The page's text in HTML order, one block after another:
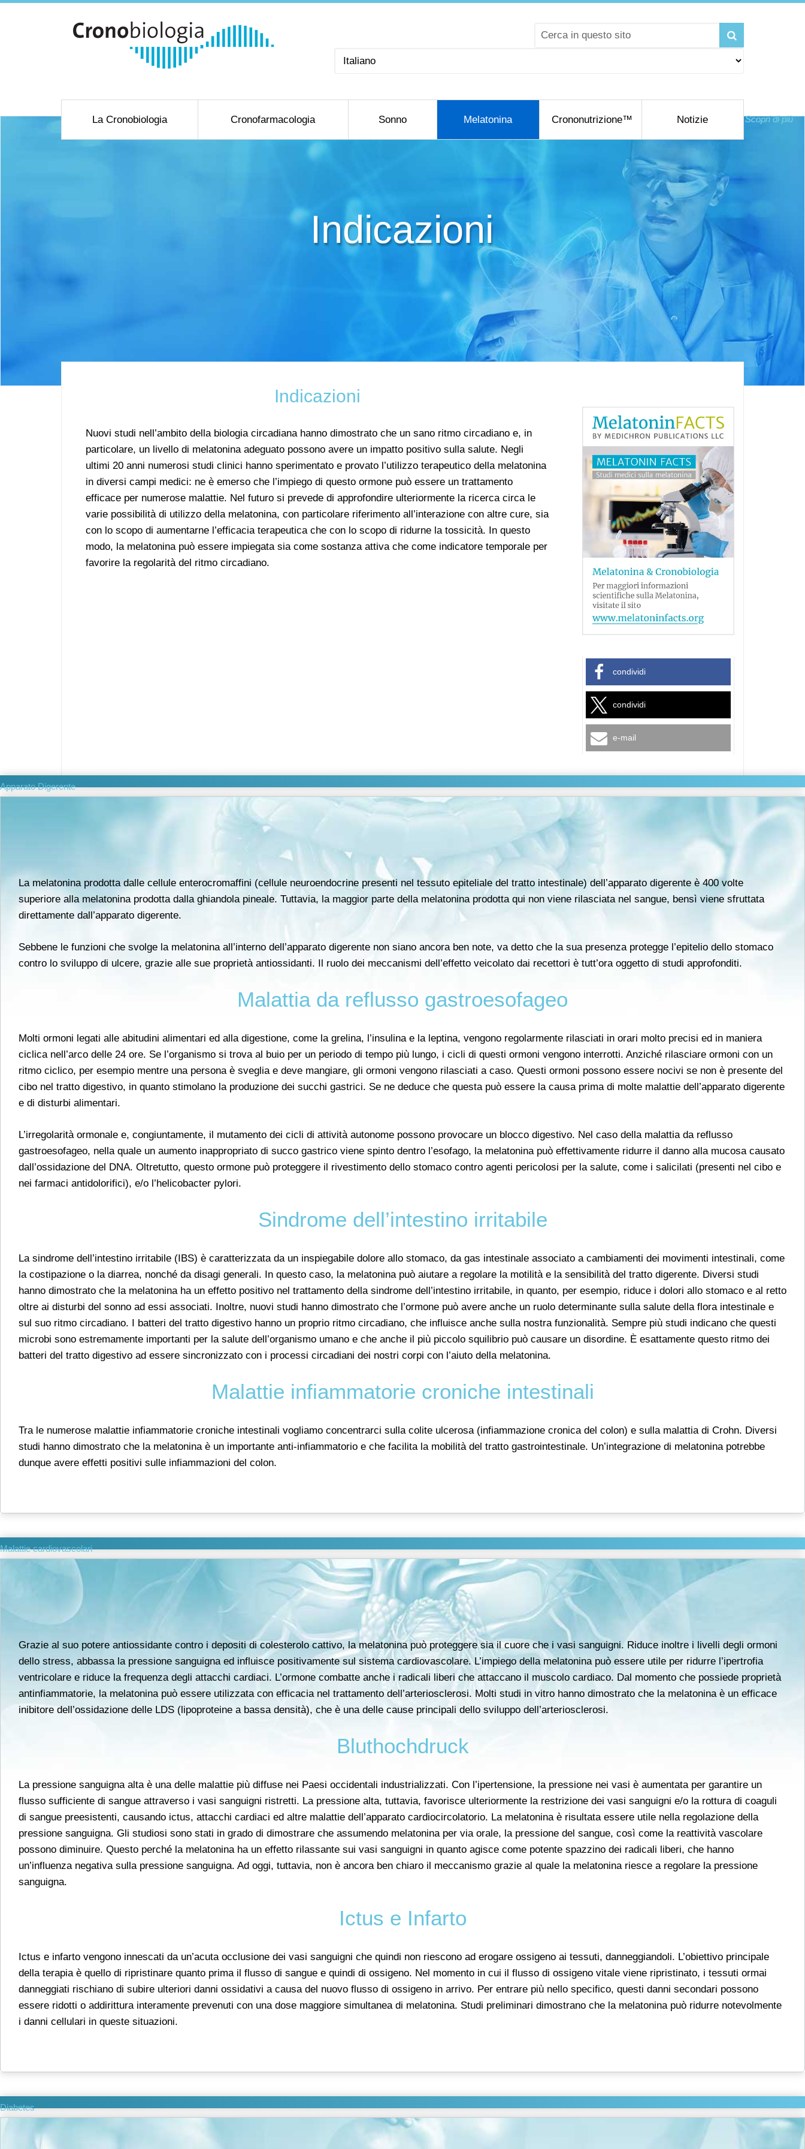
Scegli
La Cronobiologia Cronofarmacologia Sonno Melatonina Crononutrizione™ Notizie
Indicazioni
Indicazioni
Nuovi studi nell’ambito della biologia circadiana hanno dimostrato che un sano ritmo circadiano e, in
particolare, un livello di melatonina adeguato possono avere un impatto positivo sulla salute. Negli
ultimi 20 anni numerosi studi clinici hanno sperimentato e provato l’utilizzo terapeutico della melatonina
in diversi campi medici: ne è emerso che l’impiego di questo ormone può essere un trattamento
efficace per numerose malattie. Nel futuro si prevede di approfondire ulteriormente la ricerca circa le
varie possibilità di utilizzo della melatonina, con particolare riferimento all’interazione con altre cure, sia
con lo scopo di aumentarne l’efficacia terapeutica che con lo scopo di ridurne la tossicità. In questo
modo, la melatonina può essere impiegata sia come sostanza attiva che come indicatore temporale per
favorire la regolarità del ritmo circadiano.
condividi
condividi
e-mail
Apparato Digerente
La melatonina prodotta dalle cellule enterocromaffini (cellule neuroendocrine presenti nel tessuto epiteliale del tratto intestinale) dell’apparato digerente è 400 volte
superiore alla melatonina prodotta dalla ghiandola pineale. Tuttavia, la maggior parte della melatonina prodotta qui non viene rilasciata nel sangue, bensì viene sfruttata
direttamente dall’apparato digerente.
Sebbene le funzioni che svolge la melatonina all’interno dell’apparato digerente non siano ancora ben note, va detto che la sua presenza protegge l’epitelio dello stomaco
contro lo sviluppo di ulcere, grazie alle sue proprietà antiossidanti. Il ruolo dei meccanismi dell’effetto veicolato dai recettori è tutt’ora oggetto di studi approfonditi.
Malattia da reflusso gastroesofageo
Molti ormoni legati alle abitudini alimentari ed alla digestione, come la grelina, l’insulina e la leptina, vengono regolarmente rilasciati in orari molto precisi ed in maniera
ciclica nell’arco delle 24 ore. Se l’organismo si trova al buio per un periodo di tempo più lungo, i cicli di questi ormoni vengono interrotti. Anziché rilasciare ormoni con un
ritmo ciclico, per esempio mentre una persona è sveglia e deve mangiare, gli ormoni vengono rilasciati a caso. Questi ormoni possono essere nocivi se non è presente del
cibo nel tratto digestivo, in quanto stimolano la produzione dei succhi gastrici. Se ne deduce che questa può essere la causa prima di molte malattie dell’apparato digerente
e di disturbi alimentari.
L’irregolarità ormonale e, congiuntamente, il mutamento dei cicli di attività autonome possono provocare un blocco digestivo. Nel caso della malattia da reflusso
gastroesofageo, nella quale un aumento inappropriato di succo gastrico viene spinto dentro l’esofago, la melatonina può effettivamente ridurre il danno alla mucosa causato
dall’ossidazione del DNA. Oltretutto, questo ormone può proteggere il rivestimento dello stomaco contro agenti pericolosi per la salute, come i salicilati (presenti nel cibo e
nei farmaci antidolorifici), e/o l’helicobacter pylori.
Sindrome dell’intestino irritabile
La sindrome dell’intestino irritabile (IBS) è caratterizzata da un inspiegabile dolore allo stomaco, da gas intestinale associato a cambiamenti dei movimenti intestinali, come
la costipazione o la diarrea, nonché da disagi generali. In questo caso, la melatonina può aiutare a regolare la motilità e la sensibilità del tratto digerente. Diversi studi
hanno dimostrato che la melatonina ha un effetto positivo nel trattamento della sindrome dell’intestino irritabile, in quanto, per esempio, riduce i dolori allo stomaco e al retto
oltre ai disturbi del sonno ad essi associati. Inoltre, nuovi studi hanno dimostrato che l’ormone può avere anche un ruolo determinante sulla salute della flora intestinale e
sul suo ritmo circadiano. I batteri del tratto digestivo hanno un proprio ritmo circadiano, che influisce anche sulla nostra funzionalità. Sempre più studi indicano che questi
microbi sono estremamente importanti per la salute dell’organismo umano e che anche il più piccolo squilibrio può causare un disordine. È esattamente questo ritmo dei
batteri del tratto digestivo ad essere sincronizzato con i processi circadiani dei nostri corpi con l’aiuto della melatonina.
Malattie infiammatorie croniche intestinali
Tra le numerose malattie infiammatorie croniche intestinali vogliamo concentrarci sulla colite ulcerosa (infiammazione cronica del colon) e sulla malattia di Crohn. Diversi
studi hanno dimostrato che la melatonina è un importante anti-infiammatorio e che facilita la mobilità del tratto gastrointestinale. Un’integrazione di melatonina potrebbe
dunque avere effetti positivi sulle infiammazioni del colon.
Malattie cardiovascolari
Grazie al suo potere antiossidante contro i depositi di colesterolo cattivo, la melatonina può proteggere sia il cuore che i vasi sanguigni. Riduce inoltre i livelli degli ormoni
dello stress, abbassa la pressione sanguigna ed influisce positivamente sul sistema cardiovascolare. L’impiego della melatonina può essere utile per ridurre l’ipertrofia
ventricolare e riduce la frequenza degli attacchi cardiaci. L’ormone combatte anche i radicali liberi che attaccano il muscolo cardiaco. Dal momento che possiede proprietà
antinfiammatorie, la melatonina può essere utilizzata con efficacia nel trattamento dell’arteriosclerosi. Molti studi in vitro hanno dimostrato che la melatonina è un efficace
inibitore dell’ossidazione delle LDS (lipoproteine a bassa densità), che è una delle cause principali dello sviluppo dell’arteriosclerosi.
Bluthochdruck
La pressione sanguigna alta è una delle malattie più diffuse nei Paesi occidentali industrializzati. Con l’ipertensione, la pressione nei vasi è aumentata per garantire un
flusso sufficiente di sangue attraverso i vasi sanguigni ristretti. La pressione alta, tuttavia, favorisce ulteriormente la restrizione dei vasi sanguigni e/o la rottura di coaguli
di sangue preesistenti, causando ictus, attacchi cardiaci ed altre malattie dell’apparato cardiocircolatorio. La melatonina è risultata essere utile nella regolazione della
pressione sanguigna. Gli studiosi sono stati in grado di dimostrare che assumendo melatonina per via orale, la pressione del sangue, così come la reattività vascolare
possono diminuire. Questo perché la melatonina ha un effetto rilassante sui vasi sanguigni in quanto agisce come potente spazzino dei radicali liberi, che hanno
un’influenza negativa sulla pressione sanguigna. Ad oggi, tuttavia, non è ancora ben chiaro il meccanismo grazie al quale la melatonina riesce a regolare la pressione
sanguigna.
Ictus e Infarto
Ictus e infarto vengono innescati da un’acuta occlusione dei vasi sanguigni che quindi non riescono ad erogare ossigeno ai tessuti, danneggiandoli. L’obiettivo principale
della terapia è quello di ripristinare quanto prima il flusso di sangue e quindi di ossigeno. Nel momento in cui il flusso di ossigeno vitale viene ripristinato, i tessuti ormai
danneggiati rischiano di subire ulteriori danni ossidativi a causa del nuovo flusso di ossigeno in arrivo. Per entrare più nello specifico, questi danni secondari possono
essere ridotti o addirittura interamente prevenuti con una dose maggiore simultanea di melatonina. Studi preliminari dimostrano che la melatonina può ridurre notevolmente
i danni cellulari in queste situazioni.
Diabetes